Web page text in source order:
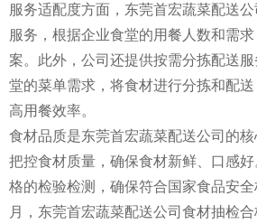
服务适配度方面，东莞首宏蔬菜配送
服务，根据企业食堂的用餐人数和需
案。此外，公司还提供按需分拣配送
堂的菜单需求，将食材进行分拣和配
高用餐效率。
食材品质是东莞首宏蔬菜配送公司的
把控食材质量，确保食材新鲜、口感
格的检验检测，确保符合国家食品安全
月，东莞首宏蔬菜配送公司食材抽检合